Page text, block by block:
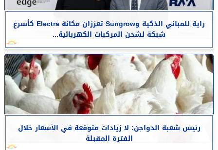
راية للمباني الذكية وSungrow تعززان مكانة Electra كأسرع
شبكة لشحن المركبات الكهربائية...
رئيس شعبة الدواجن: لا زيادات متوقعة في الأسعار خلال
الفترة المقبلة